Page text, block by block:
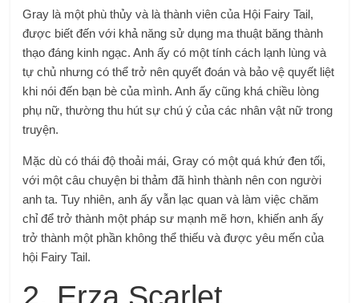
Gray là một phù thủy và là thành viên của Hội Fairy Tail,
được biết đến với khả năng sử dụng ma thuật băng thành
thạo đáng kinh ngạc. Anh ấy có một tính cách lạnh lùng và
tự chủ nhưng có thể trở nên quyết đoán và bảo vệ quyết liệt
khi nói đến bạn bè của mình. Anh ấy cũng khá chiều lòng
phụ nữ, thường thu hút sự chú ý của các nhân vật nữ trong
truyện.
Mặc dù có thái độ thoải mái, Gray có một quá khứ đen tối,
với một câu chuyện bi thảm đã hình thành nên con người
anh ta. Tuy nhiên, anh ấy vẫn lạc quan và làm việc chăm
chỉ để trở thành một pháp sư mạnh mẽ hơn, khiến anh ấy
trở thành một phần không thể thiếu và được yêu mến của
hội Fairy Tail.